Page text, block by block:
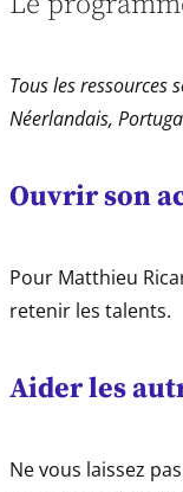
Tous les ressources
Néerlandais,
Ouvrir son
Pour Matthieu
retenir les talents.
Aider les
Ne vous laissez